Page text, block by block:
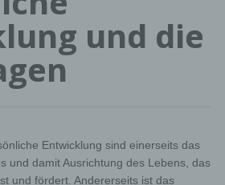
und die
Entwicklung sind einerseits das
und damit Ausrichtung des Lebens, das
und fördert. Andererseits ist das